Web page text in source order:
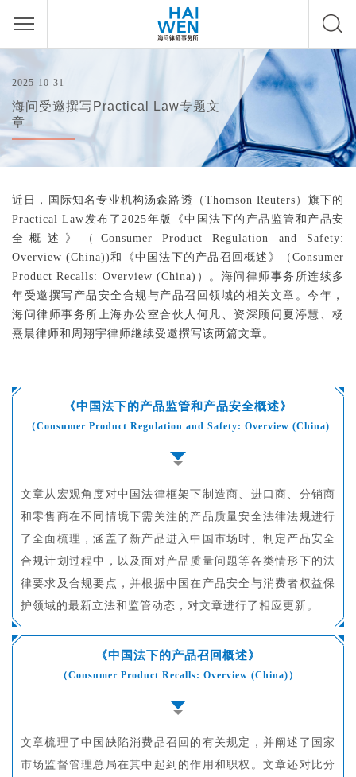
2025-10-31
海问受邀撰写Practical Law专题文
章
近日，国际知名专业机构汤森路透（Thomson Reuters）旗下的
Practical Law发布了2025年版《中国法下的产品监管和产品安
全概述》（Consumer Product Regulation and Safety:
Overview (China))和《中国法下的产品召回概述》（Consumer
Product Recalls: Overview (China)）。海问律师事务所连续多
年受邀撰写产品安全合规与产品召回领域的相关文章。今年，
海问律师事务所上海办公室合伙人何凡、资深顾问夏渟慧、杨
熹晨律师和周翔宇律师继续受邀撰写该两篇文章。
《中国法下的产品监管和产品安全概述》
（Consumer Product Regulation and Safety: Overview (China)
文章从宏观角度对中国法律框架下制造商、进口商、分销商
和零售商在不同情境下需关注的产品质量安全法律法规进行
了全面梳理，涵盖了新产品进入中国市场时、制定产品安全
合规计划过程中，以及面对产品质量问题等各类情形下的法
律要求及合规要点，并根据中国在产品安全与消费者权益保
护领域的最新立法和监管动态，对文章进行了相应更新。
《中国法下的产品召回概述》
（Consumer Product Recalls: Overview (China)）
文章梳理了中国缺陷消费品召回的有关规定，并阐述了国家
市场监督管理总局在其中起到的作用和职权。文章还对比分